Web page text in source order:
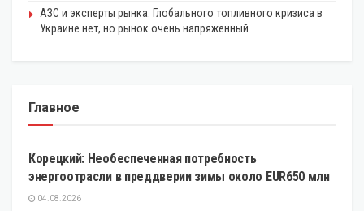
АЗС и эксперты рынка: Глобального топливного кризиса в
Украине нет, но рынок очень напряженный
Главное
ЭКОНОМИКА
Корецкий: Необеспеченная потребность
энергоотрасли в преддверии зимы около EUR650 млн
04.08.2026